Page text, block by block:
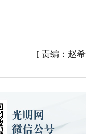
[ 责编：赵希